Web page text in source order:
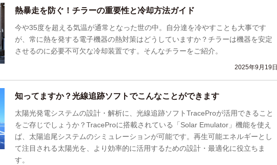
熱暴走を防ぐ！チラーの重要性と冷却方法ガイド
今や35度を超える気温が通常となった世の中。自分達を冷やすことも大事です
が、常に熱を発する電子機器の熱対策はどうしていますか？チラーは機器を安定
させるのに必要不可欠な冷却装置です。そんなチラーをご紹介。
2025年9月19日
知ってますか？光線追跡ソフトでこんなことができます
太陽光発電システムの設計・解析に、光線追跡ソフトTraceProが活用できること
をご存じでしょうか？TraceProに搭載されている「Solar Emulator」機能を使え
ば、太陽追尾システムのシミュレーションが可能です。再生可能エネルギーとし
て注目される太陽光を、より効率的に活用するための設計・最適化に役立ちま
す。